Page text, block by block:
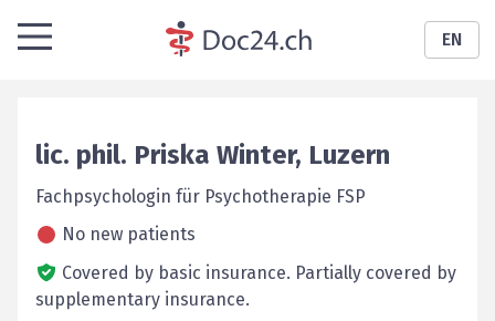
EN
lic. phil. Priska Winter, Luzern
Fachpsychologin für Psychotherapie FSP
No new patients
Covered by basic insurance. Partially covered by
supplementary insurance.